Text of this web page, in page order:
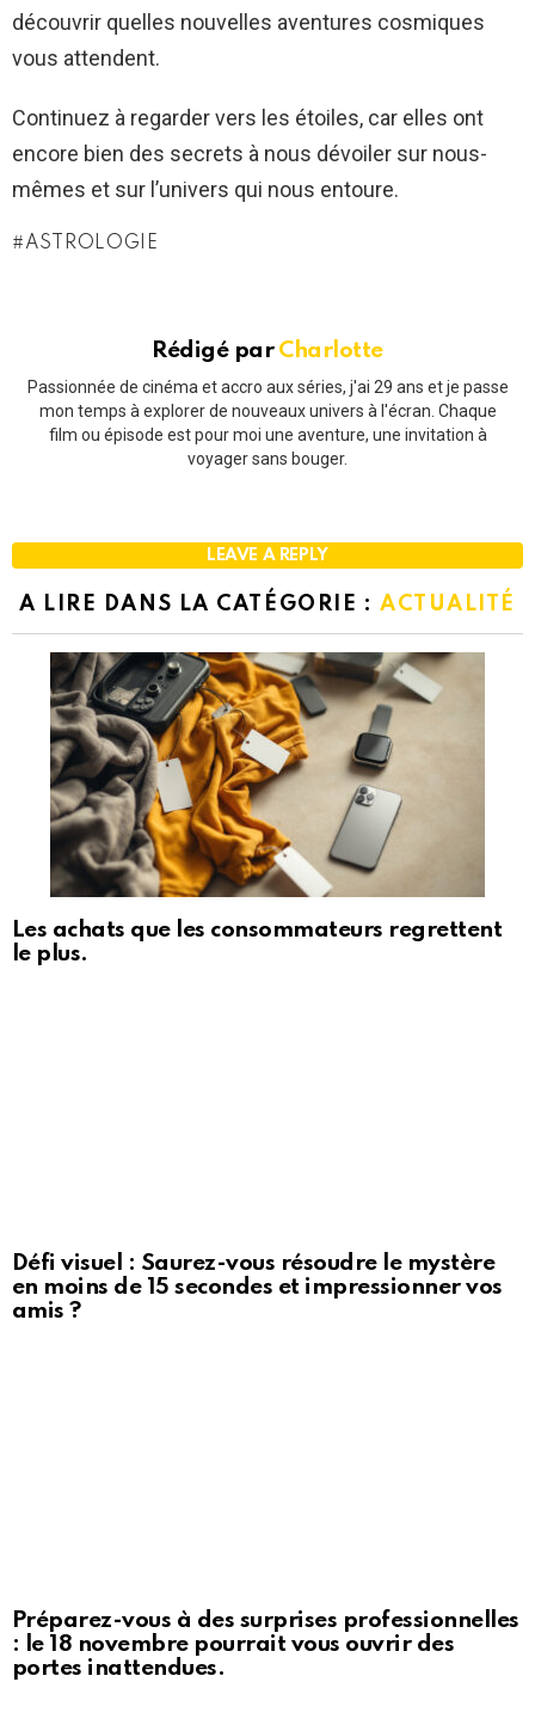
découvrir quelles nouvelles aventures cosmiques
vous attendent.
Continuez à regarder vers les étoiles, car elles ont
encore bien des secrets à nous dévoiler sur nous-
mêmes et sur l’univers qui nous entoure.
ASTROLOGIE
Rédigé par Charlotte
Passionnée de cinéma et accro aux séries, j'ai 29 ans et je passe
mon temps à explorer de nouveaux univers à l'écran. Chaque
film ou épisode est pour moi une aventure, une invitation à
voyager sans bouger.
LEAVE A REPLY
A LIRE DANS LA CATÉGORIE : ACTUALITÉ
Les achats que les consommateurs regrettent
le plus.
Défi visuel : Saurez-vous résoudre le mystère
en moins de 15 secondes et impressionner vos
amis ?
Préparez-vous à des surprises professionnelles
: le 18 novembre pourrait vous ouvrir des
portes inattendues.